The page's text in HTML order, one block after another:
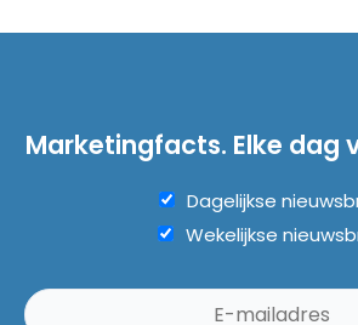
Marketingfacts. Elke dag
Dagelijkse
Wekelijkse